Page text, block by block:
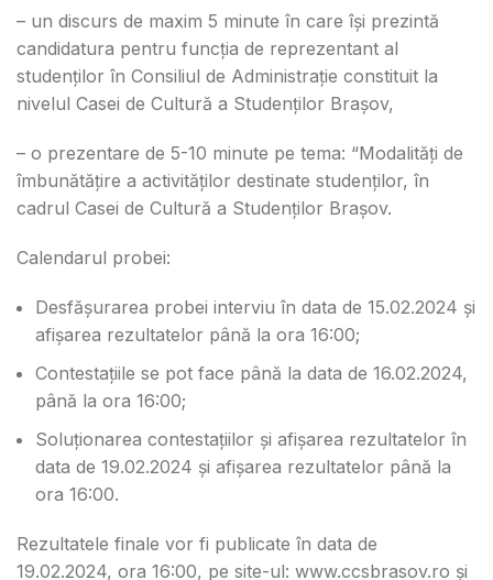
– un discurs de maxim 5 minute în care își prezintă
candidatura pentru funcția de reprezentant al
studenților în Consiliul de Administrație constituit la
nivelul Casei de Cultură a Studenților Brașov,
– o prezentare de 5-10 minute pe tema: “Modalități de
îmbunătățire a activităților destinate studenților, în
cadrul Casei de Cultură a Studenților Brașov.
Calendarul probei:
Desfășurarea probei interviu în data de 15.02.2024 și
afișarea rezultatelor până la ora 16:00;
Contestațiile se pot face până la data de 16.02.2024,
până la ora 16:00;
Soluționarea contestațiilor și afișarea rezultatelor în
data de 19.02.2024 și afișarea rezultatelor până la
ora 16:00.
Rezultatele finale vor fi publicate în data de
19.02.2024, ora 16:00, pe site-ul: www.ccsbrasov.ro și